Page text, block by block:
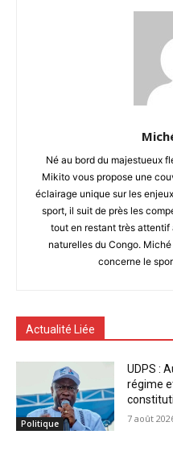
Né au bord du majestueux
Mikito vous propose une
éclairage unique sur les
sport, il suit de près les
tout en restant très attentif
naturelles du Congo.
concerne le
Actualité Liée
Politique
UDPS :
régime
7 août